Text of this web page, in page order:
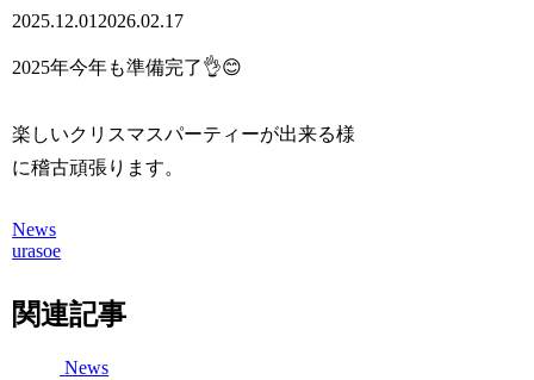
2025.12.01 2026.02.17
2025年今年も準備完了👌😊
楽しいクリスマスパーティーが出来る様
に稽古頑張ります。
News
urasoe
関連記事
News